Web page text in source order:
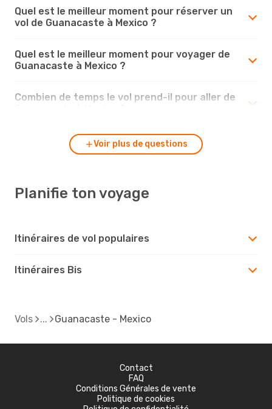
Quel est le meilleur moment pour réserver un
vol de Guanacaste à Mexico ?
Quel est le meilleur moment pour voyager de
Guanacaste à Mexico ?
Combien de temps le vol prend-il pour aller de
Voir plus de questions
Planifie ton voyage
Itinéraires de vol populaires
Itinéraires Bis
Vols Guanacaste - Mexico
Contact
FAQ
Conditions Générales de vente
Politique de cookies